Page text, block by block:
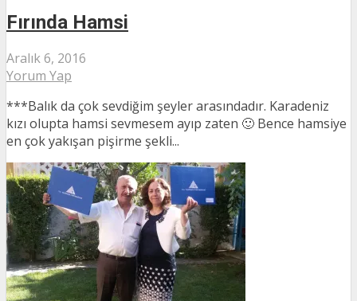
Fırında Hamsi
Aralık 6, 2016
Yorum Yap
***Balık da çok sevdiğim şeyler arasındadır. Karadeniz
kızı olupta hamsi sevmesem ayıp zaten 🙂 Bence hamsiye
en çok yakışan pişirme şekli...